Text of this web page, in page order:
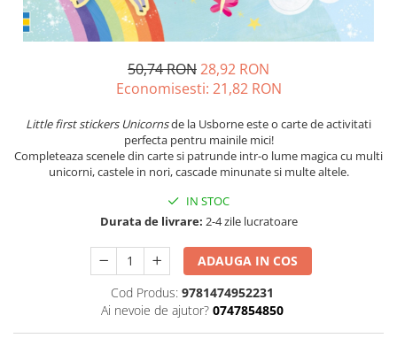
50,74 RON28,92 RON
Economisesti: 21,82 RON
Little first stickers Unicornsde la Usborne este o carte de activitati
perfecta pentru mainile mici!
Completeaza scenele din carte si patrunde intr-o lume magica cu multi
unicorni, castele in nori, cascade minunate si multe altele.
IN STOC
Durata de livrare: 2-4 zile lucratoare
ADAUGA IN COS
Cod Produs: 9781474952231
Ai nevoie de ajutor? 0747854850